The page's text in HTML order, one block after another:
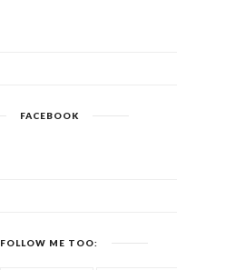
FACEBOOK
FOLLOW ME TOO: